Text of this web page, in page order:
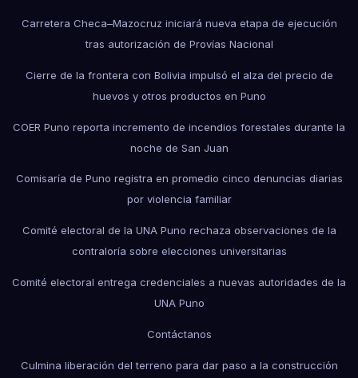
Carretera Checa–Mazocruz iniciará nueva etapa de ejecución
tras autorización de Provías Nacional
Cierre de la frontera con Bolivia impulsó el alza del precio de
huevos y otros productos en Puno
COER Puno reporta incremento de incendios forestales durante la
noche de San Juan
Comisaría de Puno registra en promedio cinco denuncias diarias
por violencia familiar
Comité electoral de la UNA Puno rechaza observaciones de la
contraloría sobre elecciones universitarias
Comité electoral entrega credenciales a nuevas autoridades de la
UNA Puno
Contáctanos
Culmina liberación del terreno para dar paso a la construcción